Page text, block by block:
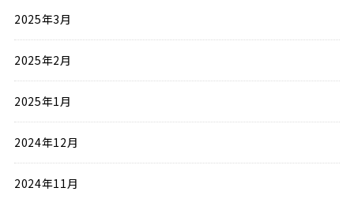
2025年3月
2025年2月
2025年1月
2024年12月
2024年11月